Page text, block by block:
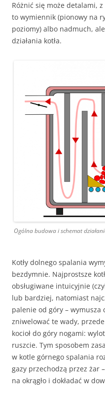
Różnić się może detalami,
to wymiennik (pionowy na
poziomy) albo nadmuch,
działania kotła.
Ogólna budowa i schemat
Kotły dolnego spalania
bezdymnie. Najprostsze
obsługiwane intuicyjnie
lub bardziej, natomiast
palenie od góry – wymusza
zniwelować te wady,
kocioł do góry nogami:
ruszcie. Tym sposobem
w kotle górnego spalania
gazy przechodzą przez żar
na okrągło i dokładać w